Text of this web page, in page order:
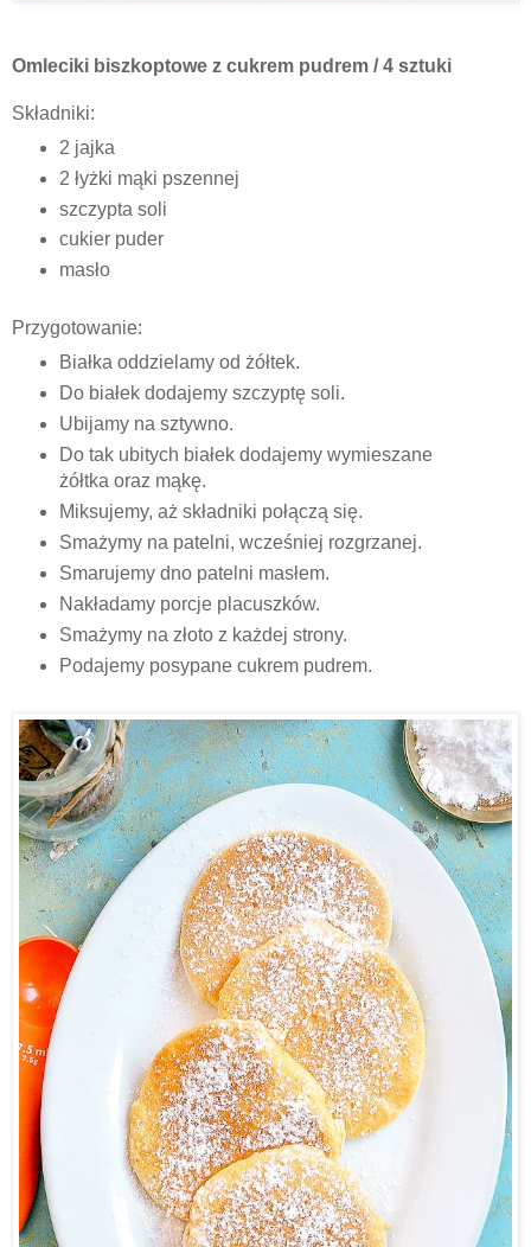
Omleciki biszkoptowe z cukrem pudrem / 4 sztuki
Składniki:
2 jajka
2 łyżki mąki pszennej
szczypta soli
cukier puder
masło
Przygotowanie:
Białka oddzielamy od żółtek.
Do białek dodajemy szczyptę soli.
Ubijamy na sztywno.
Do tak ubitych białek dodajemy wymieszane
żółtka oraz mąkę.
Miksujemy, aż składniki połączą się.
Smażymy na patelni, wcześniej rozgrzanej.
Smarujemy dno patelni masłem.
Nakładamy porcje placuszków.
Smażymy na złoto z każdej strony.
Podajemy posypane cukrem pudrem.